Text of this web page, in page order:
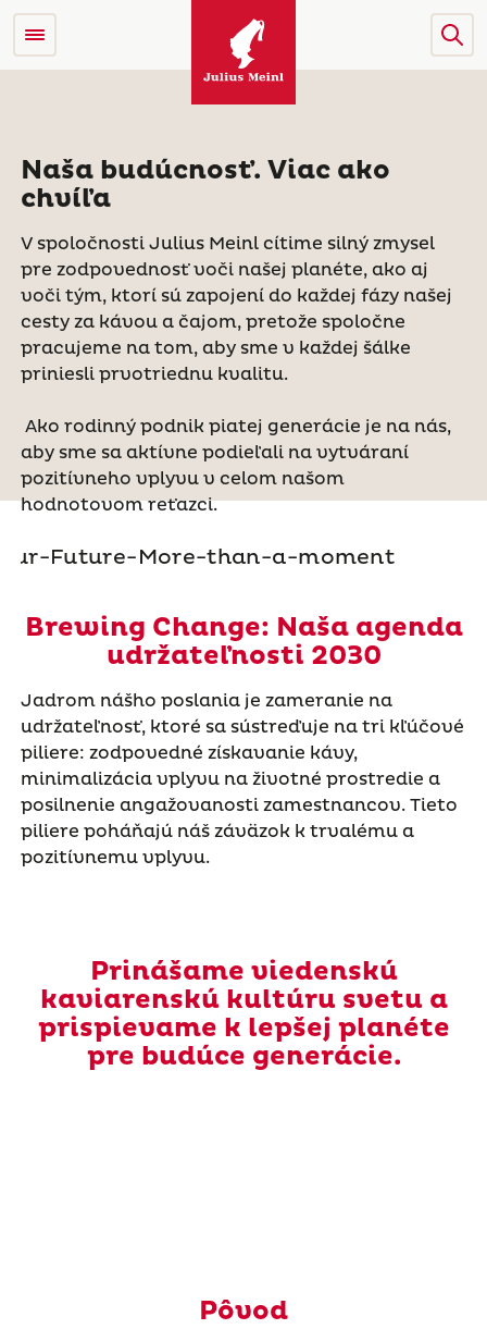
Naša budúcnosť. Viac ako
chvíľa
V spoločnosti Julius Meinl cítime silný zmysel
pre zodpovednosť voči našej planéte, ako aj
voči tým, ktorí sú zapojení do každej fázy našej
cesty za kávou a čajom, pretože spoločne
pracujeme na tom, aby sme v každej šálke
priniesli prvotriednu kvalitu.
Ako rodinný podnik piatej generácie je na nás,
aby sme sa aktívne podieľali na vytváraní
pozitívneho vplyvu v celom našom
hodnotovom reťazci.
Brewing Change: Naša agenda
udržateľnosti 2030
Jadrom nášho poslania je zameranie na
udržateľnosť, ktoré sa sústreďuje na tri kľúčové
piliere: zodpovedné získavanie kávy,
minimalizácia vplyvu na životné prostredie a
posilnenie angažovanosti zamestnancov. Tieto
piliere poháňajú náš záväzok k trvalému a
pozitívnemu vplyvu.
Prinášame viedenskú
kaviarenskú kultúru svetu a
prispievame k lepšej planéte
pre budúce generácie.
Pôvod